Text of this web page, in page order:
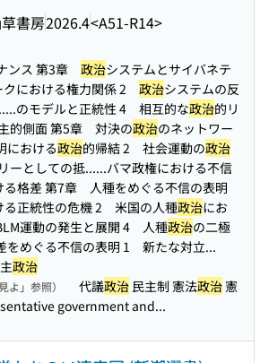
書房2026.4<A51-R14>
ンス 第3章 政治システムとサイバネテ
クにおける権力関係 2 政治システムの反
...のモデルと正統性 4 相互的な政治的リ
的側面 第5章 対決の政治のネットワー
おける政治的帰結 2 社会運動の政治
ーとしての抵......バマ政権における不信
る格差 第7章 人種をめぐる不信の表明
る正統性の危機 2 米国の人種政治にお
運動の発生と展開 4 人種政治の二極
めぐる不信の表明 1 新たな対立...
政治
よ」参照） 代議政治 民主制 憲法政治 憲
government and...